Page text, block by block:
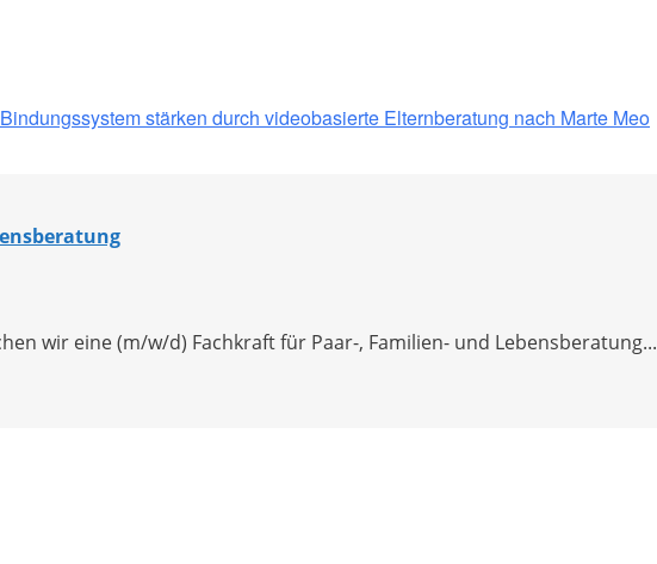
stärken durch videobasierte Elternberatung nach Marte Meo
wir eine (m/w/d) Fachkraft für Paar-, Familien- und Lebensberatung...